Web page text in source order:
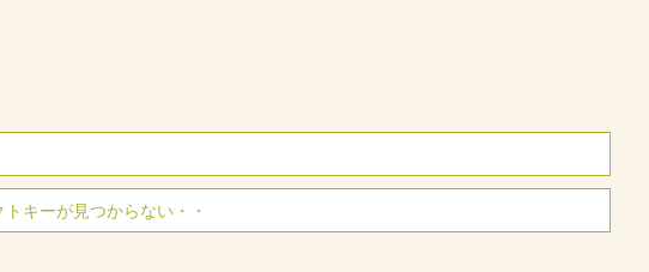
キーが見つからない・・